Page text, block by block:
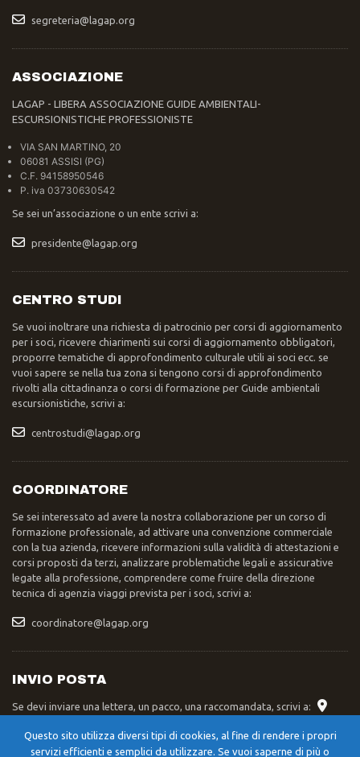
segreteria@lagap.org
ASSOCIAZIONE
LAGAP - LIBERA ASSOCIAZIONE GUIDE AMBIENTALI-
ESCURSIONISTICHE PROFESSIONISTE
VIA SAN MARTINO, 20
06081 ASSISI (PG)
C.F. 94158950546
P. iva 03730630542
Se sei un’associazione o un ente scrivi a:
presidente@lagap.org
CENTRO STUDI
Se vuoi inoltrare una richiesta di patrocinio per corsi di aggiornamento
per i soci, ricevere chiarimenti sui corsi di aggiornamento obbligatori,
proporre tematiche di approfondimento culturale utili ai soci ecc. se
vuoi sapere se nella tua zona si tengono corsi di approfondimento
rivolti alla cittadinanza o corsi di formazione per Guide ambientali
escursionistiche, scrivi a:
centrostudi@lagap.org
COORDINATORE
Se sei interessato ad avere la nostra collaborazione per un corso di
formazione professionale, ad attivare una convenzione commerciale
con la tua azienda, ricevere informazioni sulla validità di attestazioni e
corsi proposti da terzi, analizzare problematiche legali e assicurative
legate alla professione, comprendere come fruire della direzione
tecnica di agenzia viaggi prevista per i soci, scrivi a:
coordinatore@lagap.org
INVIO POSTA
Se devi inviare una lettera, un pacco, una raccomandata, scrivi a:
Cerqueto di Marsciano (PG)
Questo sito utilizza diversi tipi di cookies, al fine di rendere i propri
servizi efficienti e semplici da utilizzare. Se vuoi saperne di più o